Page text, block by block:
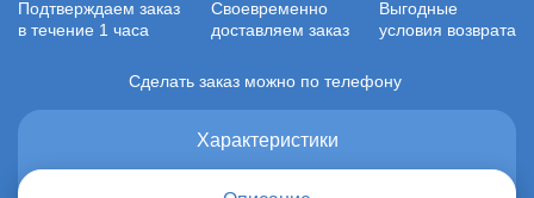
Подтверждаем заказ
в течение 1 часа
Своевременно
доставляем заказ
Выгодные
условия возврата
Сделать заказ можно по телефону
Характеристики